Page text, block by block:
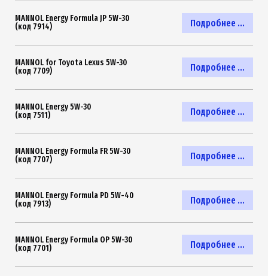
Подробнее ...
MANNOL Energy Formula JP 5W-30
(код 7914)
Подробнее ...
MANNOL for Toyota Lexus 5W-30
(код 7709)
Подробнее ...
MANNOL Energy 5W-30
(код 7511)
Подробнее ...
MANNOL Energy Formula FR 5W-30
(код 7707)
Подробнее ...
MANNOL Energy Formula PD 5W-40
(код 7913)
Подробнее ...
MANNOL Energy Formula OP 5W-30
(код 7701)